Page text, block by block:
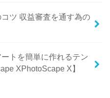
コツ 収益審査を通す為の
トを簡単に作れるテン
XPhotoScape X】